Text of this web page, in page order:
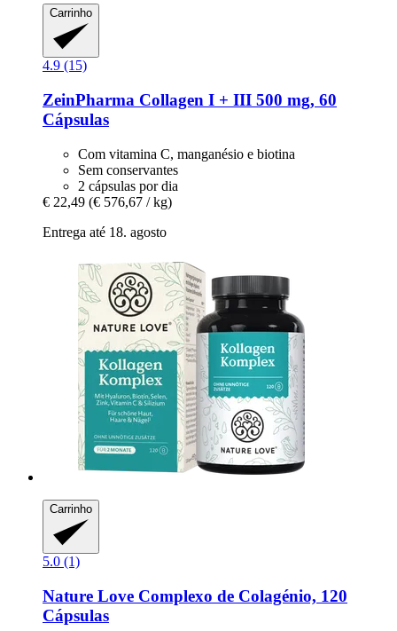
Carrinho
4.9 (15)
ZeinPharma Collagen I + III 500 mg, 60
Cápsulas
Com vitamina C, manganésio e biotina
Sem conservantes
2 cápsulas por dia
€ 22,49 (€ 576,67 / kg)
Entrega até 18. agosto
Carrinho
5.0 (1)
Nature Love Complexo de Colagénio, 120
Cápsulas